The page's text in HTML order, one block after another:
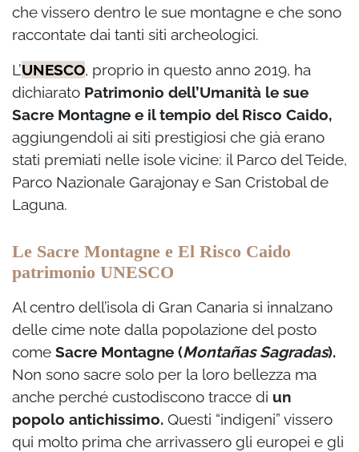
che vissero dentro le sue montagne e che sono
raccontate dai tanti siti archeologici.
L’UNESCO, proprio in questo anno 2019, ha
dichiarato Patrimonio dell’Umanità le sue
Sacre Montagne e il tempio del Risco Caido,
aggiungendoli ai siti prestigiosi che già erano
stati premiati nelle isole vicine: il Parco del Teide,
Parco Nazionale Garajonay e San Cristobal de
Laguna.
Le Sacre Montagne e El Risco Caido
patrimonio UNESCO
Al centro dell’isola di Gran Canaria si innalzano
delle cime note dalla popolazione del posto
come Sacre Montagne (Montañas Sagradas).
Non sono sacre solo per la loro bellezza ma
anche perché custodiscono tracce di un
popolo antichissimo. Questi “indigeni” vissero
qui molto prima che arrivassero gli europei e gli